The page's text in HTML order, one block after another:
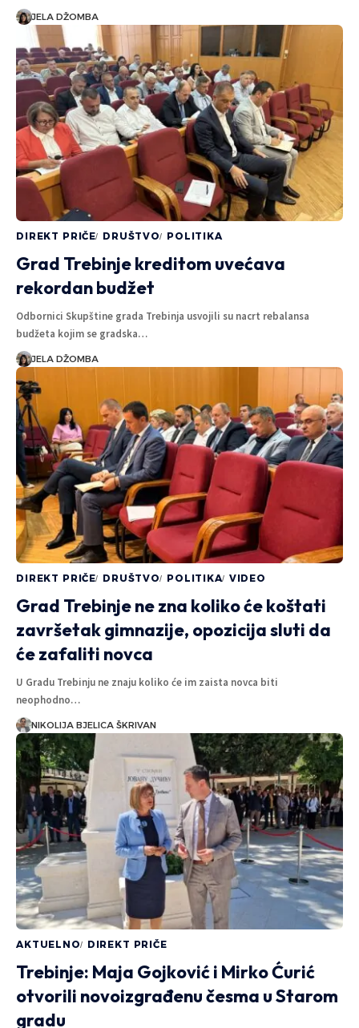
JELA DŽOMBA
DIREKT PRIČE DRUŠTVO POLITIKA
Grad Trebinje kreditom uvećava
rekordan budžet
Odbornici Skupštine grada Trebinja usvojili su nacrt rebalansa
budžeta kojim se gradska…
JELA DŽOMBA
DIREKT PRIČE DRUŠTVO POLITIKA VIDEO
Grad Trebinje ne zna koliko će koštati
završetak gimnazije, opozicija sluti da
će zafaliti novca
U Gradu Trebinju ne znaju koliko će im zaista novca biti
neophodno…
NIKOLIJA BJELICA ŠKRIVAN
AKTUELNO DIREKT PRIČE
Trebinje: Maja Gojković i Mirko Ćurić
otvorili novoizgrađenu česma u Starom
gradu